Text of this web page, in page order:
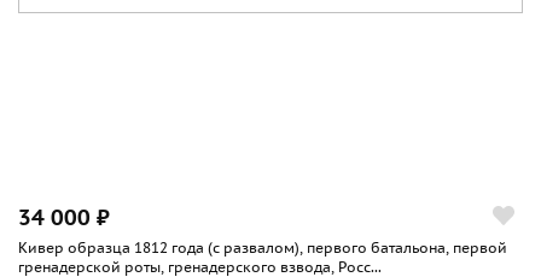
34 000 ₽
Кивер образца 1812 года (с развалом), первого батальона, первой
гренадерской роты, гренадерского взвода, Росс...